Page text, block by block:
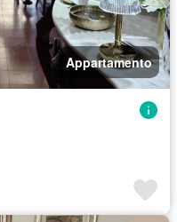
Appartamento